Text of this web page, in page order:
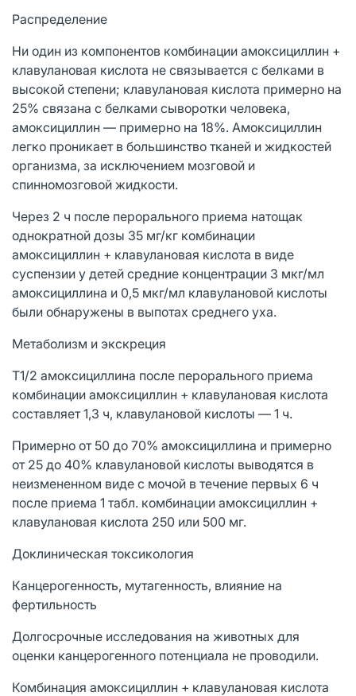
Распределение
Ни один из компонентов комбинации амоксициллин +
клавулановая кислота не связывается с белками в
высокой степени; клавулановая кислота примерно на
25% связана с белками сыворотки человека,
амоксициллин — примерно на 18%. Амоксициллин
легко проникает в большинство тканей и жидкостей
организма, за исключением мозговой и
спинномозговой жидкости.
Через 2 ч после перорального приема натощак
однократной дозы 35 мг/кг комбинации
амоксициллин + клавулановая кислота в виде
суспензии у детей средние концентрации 3 мкг/мл
амоксициллина и 0,5 мкг/мл клавулановой кислоты
были обнаружены в выпотах среднего уха.
Метаболизм и экскреция
T1/2 амоксициллина после перорального приема
комбинации амоксициллин + клавулановая кислота
составляет 1,3 ч, клавулановой кислоты — 1 ч.
Примерно от 50 до 70% амоксициллина и примерно
от 25 до 40% клавулановой кислоты выводятся в
неизмененном виде с мочой в течение первых 6 ч
после приема 1 табл. комбинации амоксициллин +
клавулановая кислота 250 или 500 мг.
Доклиническая токсикология
Канцерогенность, мутагенность, влияние на
фертильность
Долгосрочные исследования на животных для
оценки канцерогенного потенциала не проводили.
Комбинация амоксициллин + клавулановая кислота